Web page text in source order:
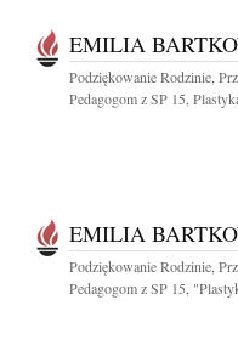
EMILIA
Podziękowanie Rodzinie,
Pedagogom z SP 15,
EMILIA
Podziękowanie Rodzinie,
Pedagogom z SP 15,